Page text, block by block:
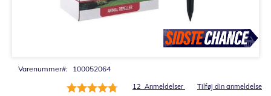
Varenummer 100052064
Bedømmelse:
12 Anmeldelser Tilføj din anmeldelse